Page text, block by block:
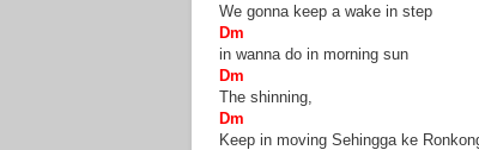
We gonna keep a wake in step
Dm
in wanna do in morning sun
Dm
The shinning,
Dm
Keep in moving Sehingga ke